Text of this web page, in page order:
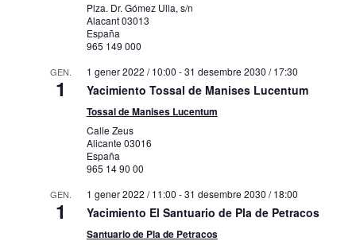
Plza. Dr. Gómez Ulla, s/n
Alacant03013
España
965 149 000
GEN.
1
1 gener 2022 / 10:00 -31 desembre 2030 / 17:30
Yacimiento Tossal de Manises Lucentum
Tossal de Manises Lucentum
Calle Zeus
Alicante 03016
España
965 14 90 00
GEN.
1
1 gener 2022 / 11:00 -31 desembre 2030 / 18:00
Yacimiento El Santuario de Pla de Petracos
Santuario de Pla de Petracos